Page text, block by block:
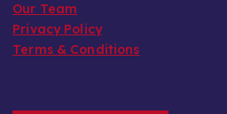
Our Team
Privacy Policy
Terms & Conditions